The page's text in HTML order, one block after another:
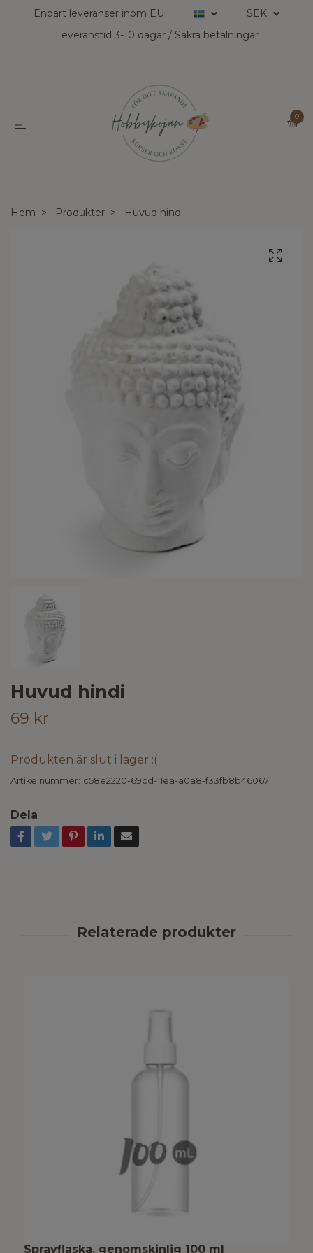
Enbart leveranser inom EU
SEK
Leveranstid 3-10 dagar / Säkra betalningar
0
Hem Produkter Huvud hindi
Huvud hindi
69 kr
Produkten är slut i lager :(
Artikelnummer: c58e2220-69cd-11ea-a0a8-f33fb8b46067
Dela
Sprayflaska, genomskinlig 100 ml